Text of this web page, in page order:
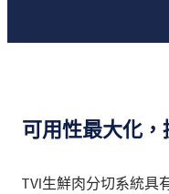
可用性最大化
TVI生鮮肉分切系統具